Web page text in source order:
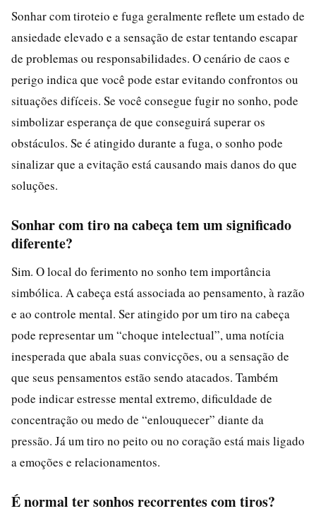
Sonhar com tiroteio e fuga geralmente reflete um estado de
ansiedade elevado e a sensação de estar tentando escapar
de problemas ou responsabilidades. O cenário de caos e
perigo indica que você pode estar evitando confrontos ou
situações difíceis. Se você consegue fugir no sonho, pode
simbolizar esperança de que conseguirá superar os
obstáculos. Se é atingido durante a fuga, o sonho pode
sinalizar que a evitação está causando mais danos do que
soluções.
Sonhar com tiro na cabeça tem um significado
diferente?
Sim. O local do ferimento no sonho tem importância
simbólica. A cabeça está associada ao pensamento, à razão
e ao controle mental. Ser atingido por um tiro na cabeça
pode representar um “choque intelectual”, uma notícia
inesperada que abala suas convicções, ou a sensação de
que seus pensamentos estão sendo atacados. Também
pode indicar estresse mental extremo, dificuldade de
concentração ou medo de “enlouquecer” diante da
pressão. Já um tiro no peito ou no coração está mais ligado
a emoções e relacionamentos.
É normal ter sonhos recorrentes com tiros?